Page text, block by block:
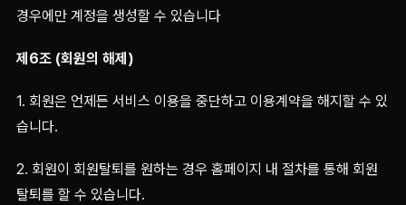
경우에만 계정을 생성할 수 있습니다
제6조 (회원의 해제)
1. 회원은 언제든 서비스 이용을 중단하고 이용계약을 해지할 수 있
습니다.
2. 회원이 회원탈퇴를 원하는 경우 홈페이지 내 절차를 통해 회원
탈퇴를 할 수 있습니다.